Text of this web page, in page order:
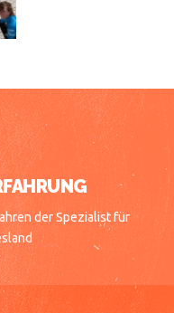
der Spezialist für